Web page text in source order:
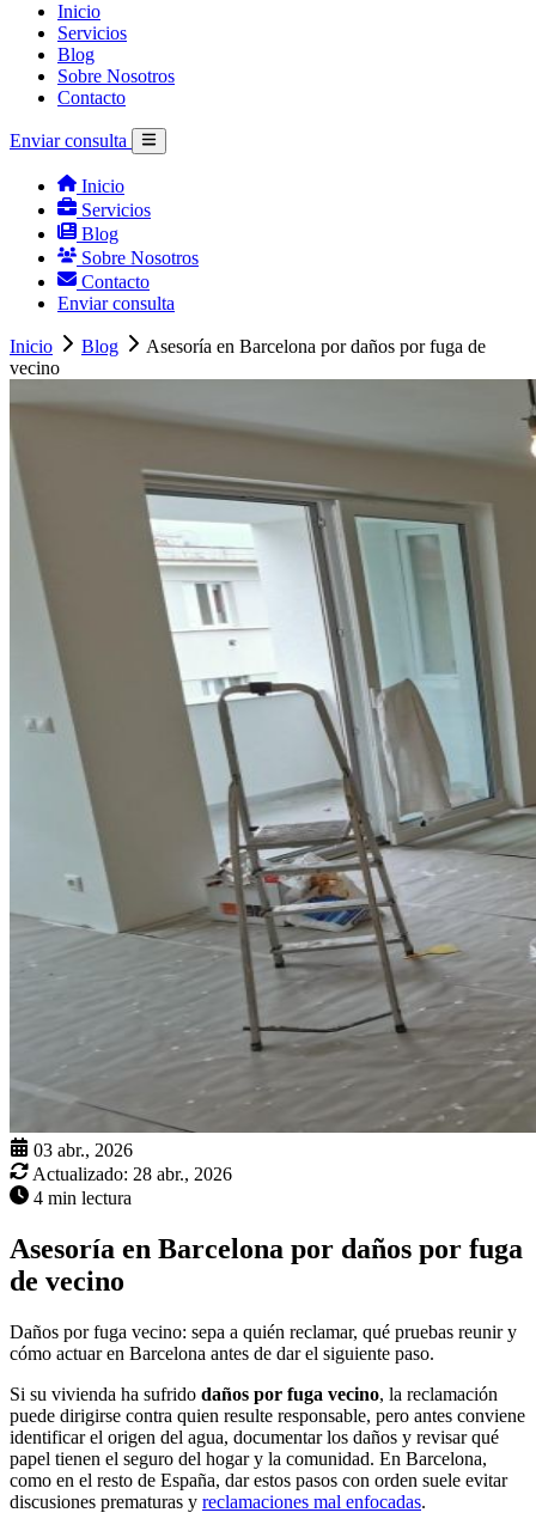
Inicio
Servicios
Blog
Sobre Nosotros
Contacto
Enviar consulta
Inicio
Servicios
Blog
Sobre Nosotros
Contacto
Enviar consulta
Inicio Blog
Asesoría en Barcelona por daños por fuga de
vecino
03 abr., 2026
Actualizado: 28 abr., 2026
4 min lectura
Asesoría en Barcelona por daños por fuga
de vecino
Daños por fuga vecino: sepa a quién reclamar, qué pruebas reunir y
cómo actuar en Barcelona antes de dar el siguiente paso.
Si su vivienda ha sufrido daños por fuga vecino, la reclamación
puede dirigirse contra quien resulte responsable, pero antes conviene
identificar el origen del agua, documentar los daños y revisar qué
papel tienen el seguro del hogar y la comunidad. En Barcelona,
como en el resto de España, dar estos pasos con orden suele evitar
discusiones prematuras y reclamaciones mal enfocadas.